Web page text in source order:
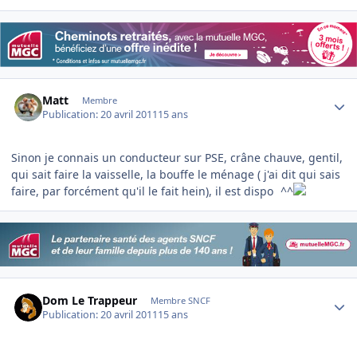
Matt Membre
Publication:20 avril 201115 ans
Sinon je connais un conducteur sur PSE, crâne chauve, gentil,
qui sait faire la vaisselle, la bouffe le ménage ( j'ai dit qui sais
faire, par forcément qu'il le fait hein), il est dispo ^^
Dom Le Trappeur Membre SNCF
Publication:20 avril 201115 ans